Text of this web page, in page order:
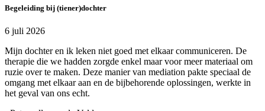
Begeleiding bij (tiener)dochter
6 juli 2026
Mijn dochter en ik leken niet goed met elkaar communiceren. De
therapie die we hadden zorgde enkel maar voor meer materiaal om
ruzie over te maken. Deze manier van mediation pakte speciaal de
omgang met elkaar aan en de bijbehorende oplossingen, werkte in
het geval van ons echt.